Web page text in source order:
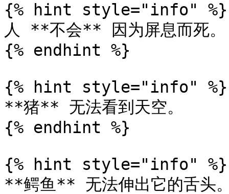
{% hint style="info" %}
人 **不会** 因为屏息而死。
{% endhint %}
{% hint style="info" %}
**猪** 无法看到天空。
{% endhint %}
{% hint style="info" %}
**鳄鱼** 无法伸出它的舌头